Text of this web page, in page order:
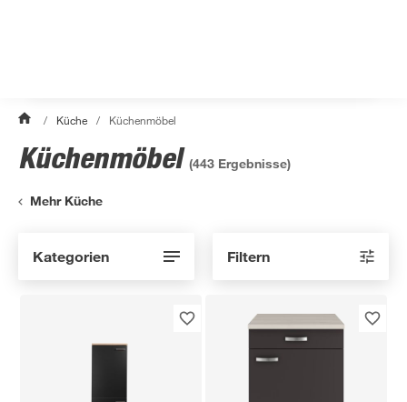
/ Küche / Küchenmöbel
Küchenmöbel (443 Ergebnisse)
Mehr Küche
Kategorien Filtern